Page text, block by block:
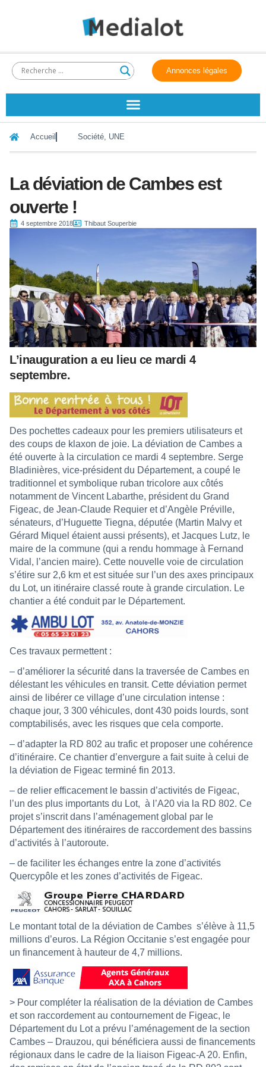
Annonces légales
Accueil Société, UNE
La déviation de Cambes est
ouverte !
4 septembre 2018 Thibaut Souperbie
L’inauguration a eu lieu ce mardi 4
septembre.
Des pochettes cadeaux pour les premiers utilisateurs et
des coups de klaxon de joie. La déviation de Cambes a
été ouverte à la circulation ce mardi 4 septembre. Serge
Bladinières, vice-président du Département, a coupé le
traditionnel et symbolique ruban tricolore aux côtés
notamment de Vincent Labarthe, président du Grand
Figeac, de Jean-Claude Requier et d’Angèle Préville,
sénateurs, d’Huguette Tiegna, députée (Martin Malvy et
Gérard Miquel étaient aussi présents), et Jacques Lutz, le
maire de la commune (qui a rendu hommage à Fernand
Vidal, l’ancien maire). Cette nouvelle voie de circulation
s’étire sur 2,6 km et est située sur l’un des axes principaux
du Lot, un itinéraire classé route à grande circulation. Le
chantier a été conduit par le Département.
Ces travaux permettent :
– d’améliorer la sécurité dans la traversée de Cambes en
délestant les véhicules en transit. Cette déviation permet
ainsi de libérer ce village d’une circulation intense :
chaque jour, 3 300 véhicules, dont 430 poids lourds, sont
comptabilisés, avec les risques que cela comporte.
– d’adapter la RD 802 au trafic et proposer une cohérence
d’itinéraire. Ce chantier d’envergure a fait suite à celui de
la déviation de Figeac terminé fin 2013.
– de relier efficacement le bassin d’activités de Figeac,
l’un des plus importants du Lot, à l’A20 via la RD 802. Ce
projet s’inscrit dans l’aménagement global par le
Département des itinéraires de raccordement des bassins
d’activités à l’autoroute.
– de faciliter les échanges entre la zone d’activités
Quercypôle et les zones d’activités de Figeac.
Le montant total de la déviation de Cambes s’élève à 11,5
millions d’euros. La Région Occitanie s’est engagée pour
un financement à hauteur de 4,7 millions.
> Pour compléter la réalisation de la déviation de Cambes
et son raccordement au contournement de Figeac, le
Département du Lot a prévu l’aménagement de la section
Cambes – Drauzou, qui bénéficiera aussi de financements
régionaux dans le cadre de la liaison Figeac-A 20. Enfin,